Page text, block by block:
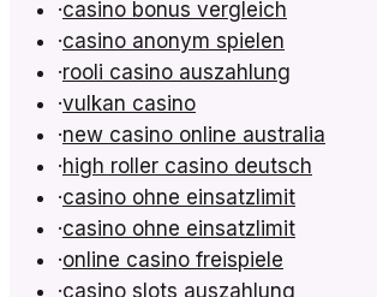
·casino bonus vergleich
·casino anonym spielen
·rooli casino auszahlung
·vulkan casino
·new casino online australia
·high roller casino deutsch
·casino ohne einsatzlimit
·casino ohne einsatzlimit
·online casino freispiele
·casino slots auszahlung